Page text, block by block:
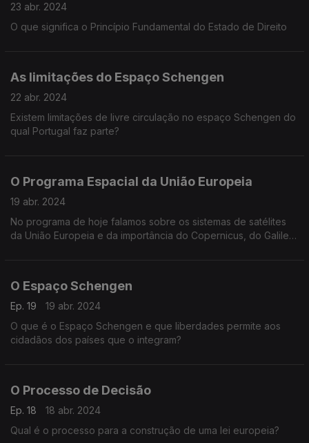
23 abr. 2024
O que significa o Princípio Fundamental do Estado de Direito
As limitações do Espaço Schengen
22 abr. 2024
Existem limitações de livre circulação no espaço Schengen do
qual Portugal faz parte?
O Programa Espacial da União Europeia
19 abr. 2024
No programa de hoje falamos sobre os sistemas de satélites
da União Europeia e da importância do Copernicus, do Galileo
O Espaço Schengen
Ep. 19
19 abr. 2024
O que é o Espaço Schengen e que liberdades permite aos
cidadãos dos países que o integram?
O Processo de Decisão
Ep. 18
18 abr. 2024
Qual é o processo para a construção de uma lei europeia?